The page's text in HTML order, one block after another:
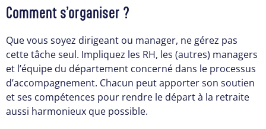
Comment s’organiser ?
Que vous soyez dirigeant ou manager, ne gérez pas
cette tâche seul. Impliquez les RH, les (autres) managers
et l’équipe du département concerné dans le processus
d’accompagnement. Chacun peut apporter son soutien
et ses compétences pour rendre le départ à la retraite
aussi harmonieux que possible.